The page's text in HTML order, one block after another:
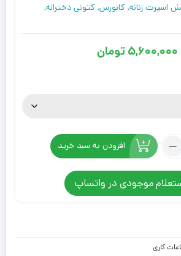
اسپرت زنانه, کانورس, کتونی دخترانه,
5,600,000 تومان
افزودن به سبد خرید
موجودی در واتساپ
کاری